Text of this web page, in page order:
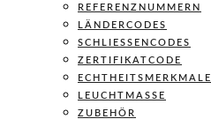
REFERENZNUMMERN
LÄNDERCODES
SCHLIESSENCODES
ZERTIFIKATCODE
ECHTHEITSMERKMALE
LEUCHTMASSE
ZUBEHÖR